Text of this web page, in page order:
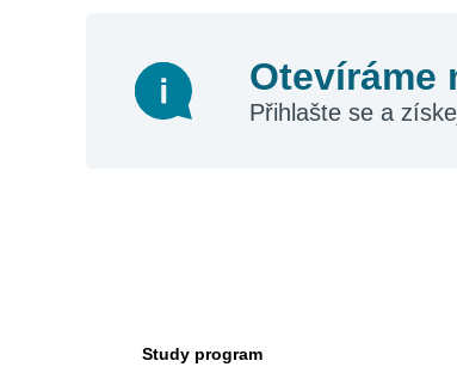
Otevíráme
Přihlašte se a
Study program